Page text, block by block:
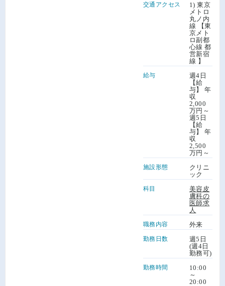
交通アクセス
1) 東京
メトロ
丸ノ内
線 【東
京メト
ロ副都
心線 都
営新宿
線 】
給与
週4日
【給
与】 年
収
2,000
万円～
週5日
【給
与】 年
収
2,500
万円～
施設形態
クリニ
ック
科目
美容皮
膚科の
医師求
人
職務内容 外来
勤務日数
週5日
(週4日
勤務可)
勤務時間
10:00
～
20:00